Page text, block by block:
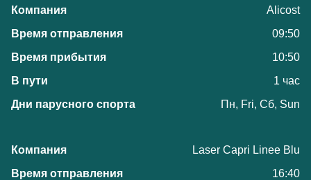
Alicost
09:50
10:50
1 час
Пн, Fri, Сб, Sun
Laser Capri Linee Blu
16:40